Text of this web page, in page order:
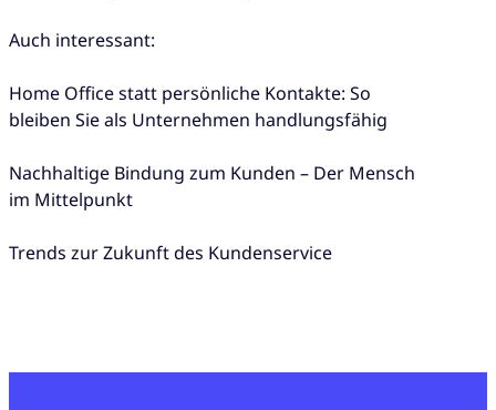
Auch interessant:
Home Office statt persönliche Kontakte: So
bleiben Sie als Unternehmen handlungsfähig
Nachhaltige Bindung zum Kunden – Der Mensch
im Mittelpunkt
Trends zur Zukunft des Kundenservice